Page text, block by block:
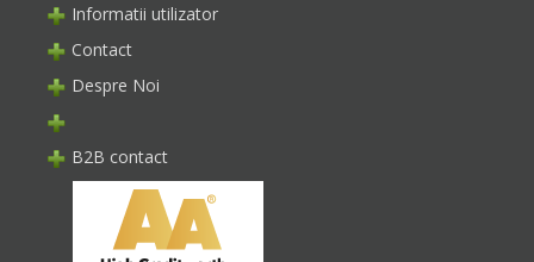
Informatii utilizator
Contact
Despre Noi
B2B contact